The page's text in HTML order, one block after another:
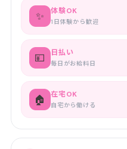
✨ 体験OK
1日体験から歓迎
💴 日払い
毎日がお給料日
🏠 在宅OK
自宅から働ける